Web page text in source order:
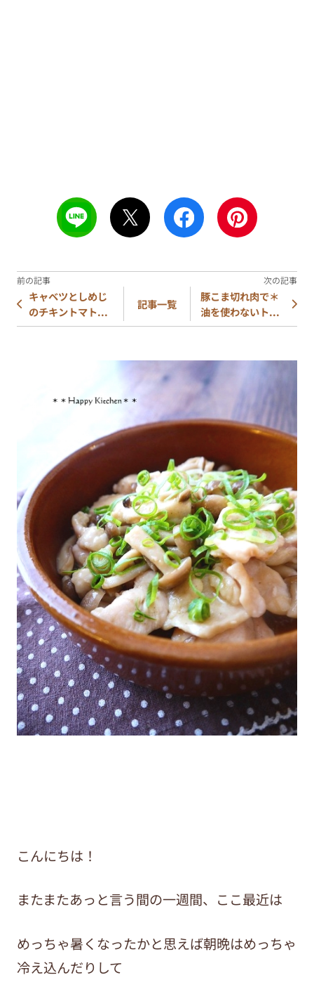
キャベツとしめじ
のチキントマト...
記事一覧
豚こま切れ肉で＊
油を使わないト...
こんにちは！
またまたあっと言う間の一週間、ここ最近は
めっちゃ暑くなったかと思えば朝晩はめっちゃ
冷え込んだりして